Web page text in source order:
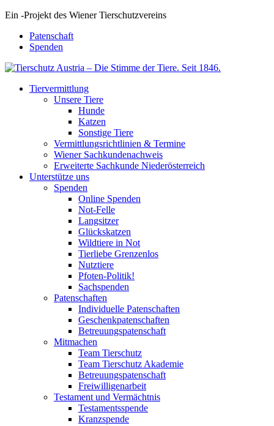
Ein -Projekt des Wiener Tierschutzvereins
Patenschaft
Spenden
Tiervermittlung
Unsere Tiere
Hunde
Katzen
Sonstige Tiere
Vermittlungsrichtlinien & Termine
Wiener Sachkundenachweis
Erweiterte Sachkunde Niederösterreich
Unterstütze uns
Spenden
Online Spenden
Not-Felle
Langsitzer
Glückskatzen
Wildtiere in Not
Tierliebe Grenzenlos
Nutztiere
Pfoten-Politik!
Sachspenden
Patenschaften
Individuelle Patenschaften
Geschenkpatenschaften
Betreuungspatenschaft
Mitmachen
Team Tierschutz
Team Tierschutz Akademie
Betreuungspatenschaft
Freiwilligenarbeit
Testament und Vermächtnis
Testamentsspende
Kranzspende